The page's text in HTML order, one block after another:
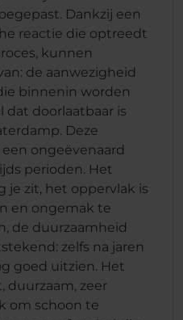
Dankzij een
reactie die optreedt
kunnen
de aanwezigheid
binnenin worden
doorlaatbaar is
Deze
ongeëvenaard
perioden. Het
je zit, het oppervlak is
en ongemak te
de duurzaamheid
zelfs na jaren
goed uitzien. Het
duurzaam, zeer
om schoon te